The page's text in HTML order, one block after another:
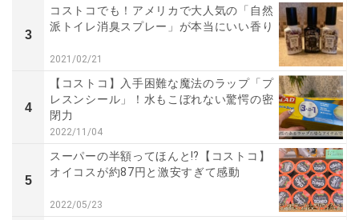
3
コストコでも！アメリカで大人気の「自然
派トイレ消臭スプレー」が本当にいい香り
2021/02/21
4
【コストコ】入手困難な魔法のラップ「プ
レスンシール」！水もこぼれない驚愕の密
閉力
2022/11/04
5
スーパーの半額ってほんと⁉【コストコ】
オイコスが約87円と激安すぎて感動
2022/05/23